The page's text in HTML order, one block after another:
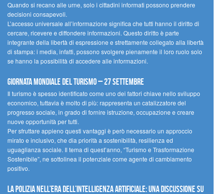
Quando si recano alle urne, solo i cittadini informati possono prendere
decisioni consapevoli.
L’accesso universale all’informazione significa che tutti hanno il diritto di
cercare, ricevere e diffondere informazioni. Questo diritto è parte
integrante della libertà di espressione e strettamente collegato alla libertà
di stampa: i media, infatti, possono svolgere pienamente il loro ruolo solo
se hanno la possibilità di accedere alle informazioni.
Giornata mondiale del turismo – 27 settembre
Il turismo è spesso identificato come uno dei fattori chiave nello sviluppo
economico, tuttavia è molto di più: rappresenta un catalizzatore del
progresso sociale, in grado di fornire istruzione, occupazione e creare
nuove opportunità per tutti.
Per sfruttare appieno questi vantaggi è però necessario un approccio
mirato e inclusivo, che dia priorità a sostenibilità, resilienza ed
uguaglianza sociale. Il tema di quest’anno, “Turismo e Trasformazione
Sostenibile”, ne sottolinea il potenziale come agente di cambiamento
positivo.
La polizia nell’era dell’Intelligenza Artificiale: una discussione su